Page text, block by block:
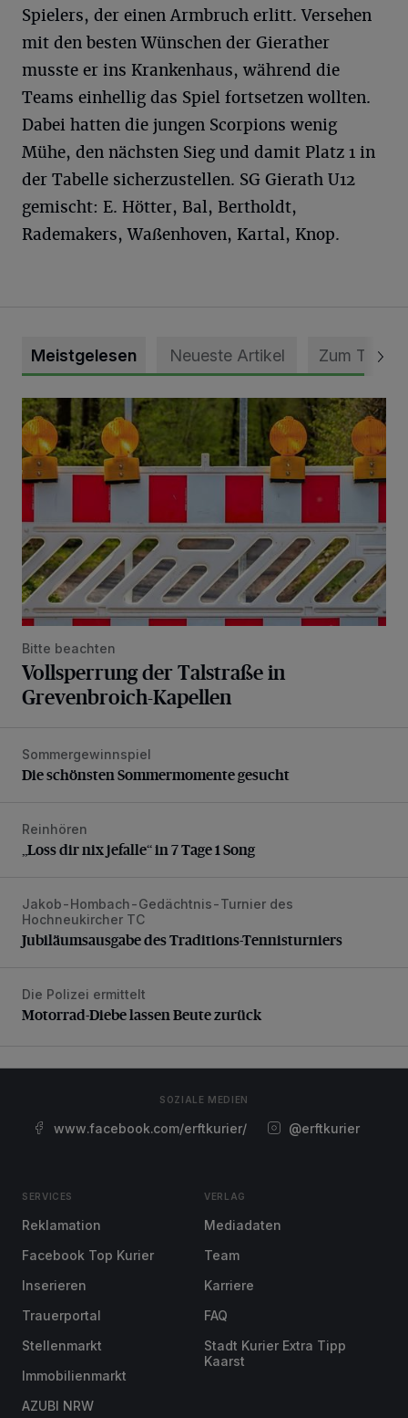
Spielers, der einen Armbruch erlitt. Versehen
mit den besten Wünschen der Gierather
musste er ins Krankenhaus, während die
Teams einhellig das Spiel fortsetzen wollten.
Dabei hatten die jungen Scorpions wenig
Mühe, den nächsten Sieg und damit Platz 1 in
der Tabelle sicherzustellen. SG Gierath U12
gemischt: E. Hötter, Bal, Bertholdt,
Rademakers, Waßenhoven, Kartal, Knop.
Meistgelesen Neueste Artikel Zum Thema
Vollsperrung der Talstraße in Grevenbroich-Kapellen
Bitte beachten
Vollsperrung der Talstraße in
Grevenbroich-Kapellen
Die schönsten Sommermomente gesucht
Sommergewinnspiel
Die schönsten Sommermomente gesucht
„Loss dir nix jefalle“ in 7 Tage 1 Song
Reinhören
„Loss dir nix jefalle“ in 7 Tage 1 Song
Jubiläumsausgabe des Traditions-Tennisturniers
Jakob-Hombach-Gedächtnis-Turnier des
Hochneukircher TC
Jubiläumsausgabe des Traditions-Tennisturniers
Motorrad-Diebe lassen Beute zurück
Die Polizei ermittelt
Motorrad-Diebe lassen Beute zurück
SOZIALE MEDIEN
www.facebook.com/erftkurier/ @erftkurier
SERVICES
Reklamation
Facebook Top Kurier
Inserieren
Trauerportal
Stellenmarkt
Immobilienmarkt
AZUBI NRW
VERLAG
Mediadaten
Team
Karriere
FAQ
Stadt Kurier Extra Tipp
Kaarst